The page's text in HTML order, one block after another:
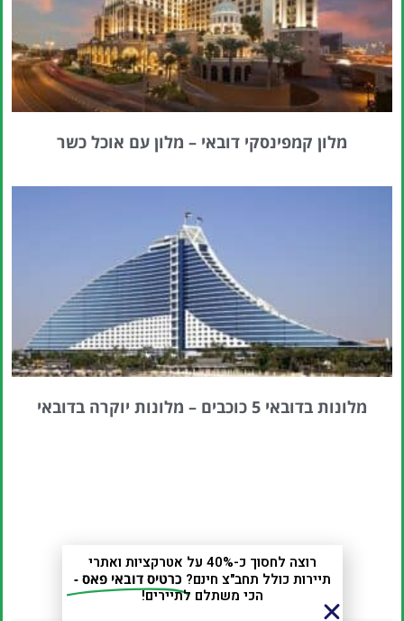
מלון קמפינסקי דובאי – מלון עם אוכל כשר
מלונות בדובאי 5 כוכבים – מלונות יוקרה בדובאי
רוצה לחסוך כ-40% על אטרקציות ואתרי
תיירות כולל תחב"צ חינם? כרטיס דובאי פאס -
הכי משתלם לתיירים!